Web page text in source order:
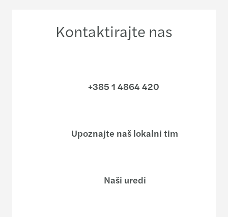
Kontaktirajte nas
+385 1 4864 420
Upoznajte naš lokalni tim
Naši uredi